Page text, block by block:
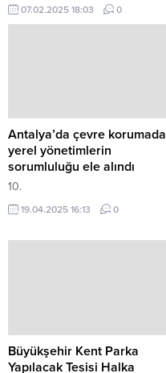
Türkiye’ye örnek uygulamalarla
07.02.2025 18:03 0
Antalya’da çevre korumada
yerel yönetimlerin
sorumluluğu ele alındı
10.
19.04.2025 16:13 0
Büyükşehir Kent Parka
Yapılacak Tesisi Halka